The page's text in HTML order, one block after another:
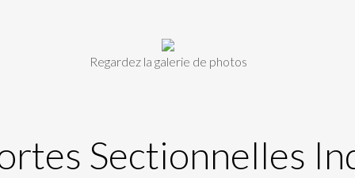
Regardez la galerie de photos
Sectionnelles